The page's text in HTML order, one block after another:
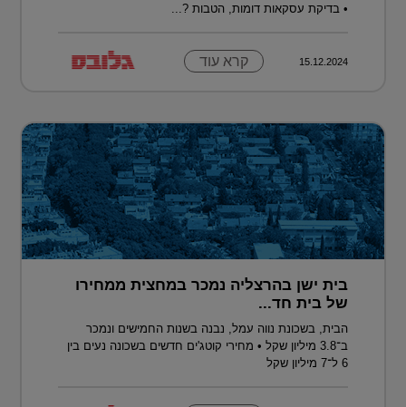
• בדיקת עסקאות דומות, הטבות ?...
15.12.2024 קרא עוד
בית ישן בהרצליה נמכר במחצית ממחירו
של בית חד...
הבית, בשכונת נווה עמל, נבנה בשנות החמישים ונמכר
ב־3.8 מיליון שקל • מחירי קוטג'ים חדשים בשכונה נעים בין
6 ל־7 מיליון שקל